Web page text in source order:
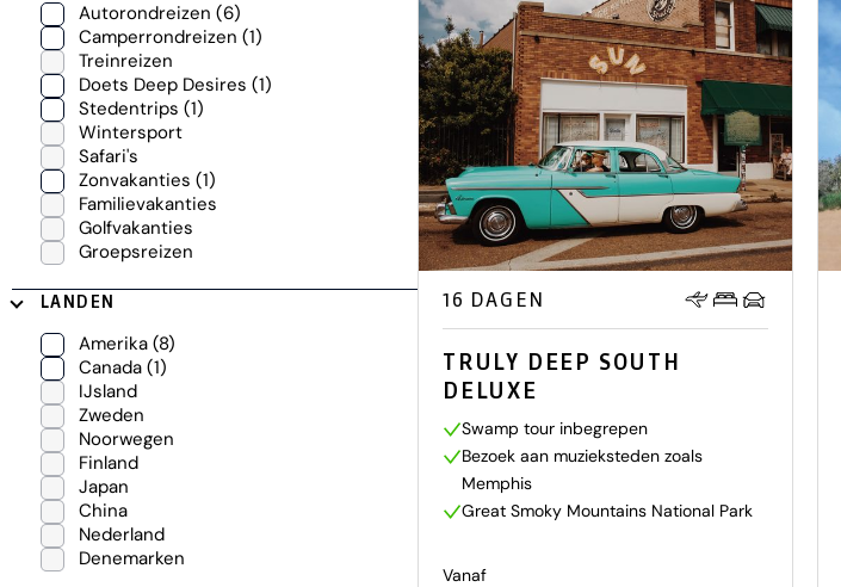
Autorondreizen (6)
Camperrondreizen (1)
Treinreizen
Doets Deep Desires (1)
Stedentrips (1)
Wintersport
Safari's
Zonvakanties (1)
Familievakanties
Golfvakanties
Groepsreizen
LANDEN
Amerika (8)
Canada (1)
IJsland
Zweden
Noorwegen
Finland
Japan
China
Nederland
Denemarken
16 DAGEN
TRULY DEEP SOUTH
DELUXE
Swamp tour inbegrepen
Bezoek aan muzieksteden zoals
Memphis
Great Smoky Mountains National Park
Vanaf